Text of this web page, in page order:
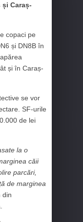
Caraș-
copaci pe
și DN8B în
și în Caraș-
se vor
SF-urile
de lei
la o
căii
parcări,
de marginea
din